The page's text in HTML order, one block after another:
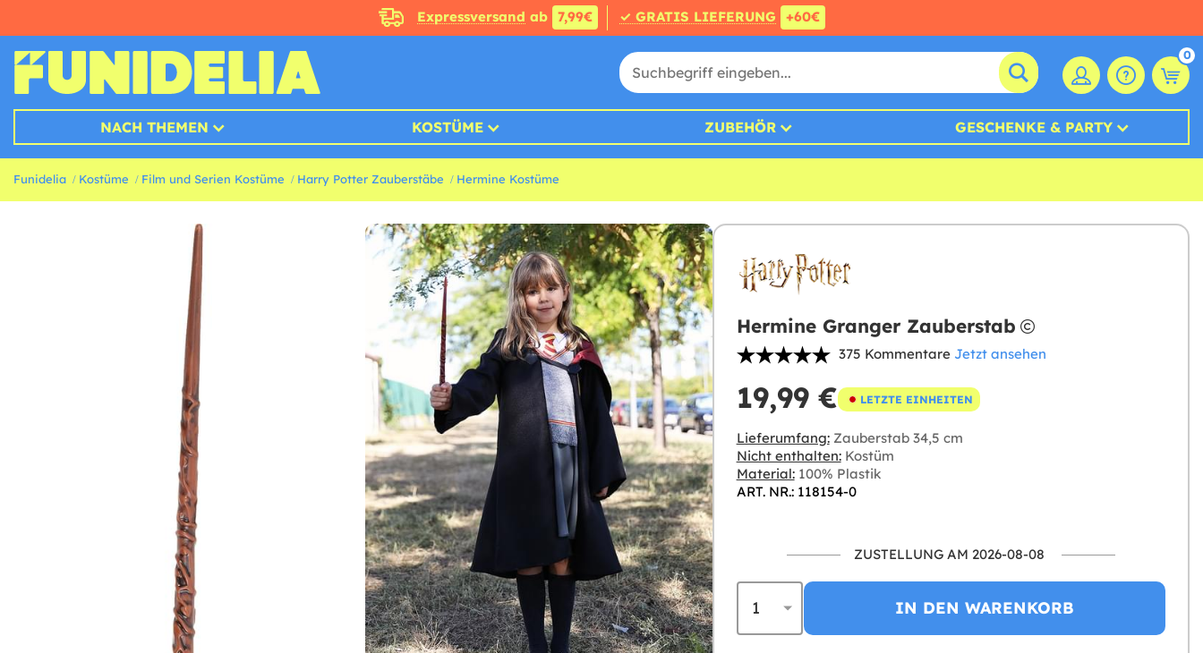
Expressversand ab 7,99€ ✓ GRATIS LIEFERUNG +60€
0
NACH THEMEN KOSTÜME ZUBEHÖR GESCHENKE & PARTY
Funidelia Kostüme Film und Serien Kostüme Harry Potter Zauberstäbe Hermine Kostüme
Hermine Granger Zauberstab
375 Kommentare Jetzt ansehen
19,99 € LETZTE EINHEITEN
Lieferumfang:Zauberstab 34,5 cm
Nicht enthalten:Kostüm
Material:100% Plastik
ART. NR.: 118154-0
ZUSTELLUNG AM 2026-08-08
IN DEN WARENKORB